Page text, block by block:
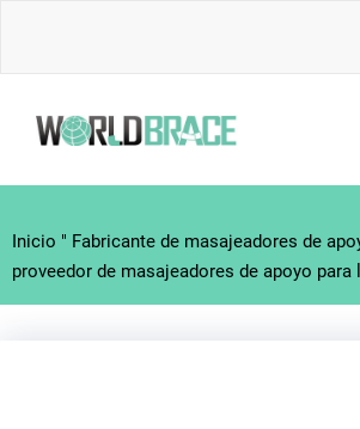
Inicio " Fabricante de masajeadores de
proveedor de masajeadores de apoyo para